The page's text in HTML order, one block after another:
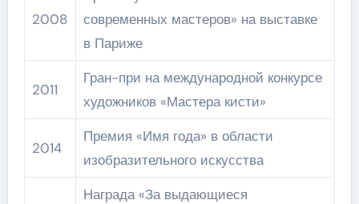
2008
современных мастеров» на выставке
в Париже
2011
Гран-при на международной конкурсе
художников «Мастера кисти»
2014
Премия «Имя года» в области
изобразительного искусства
Награда «За выдающиеся